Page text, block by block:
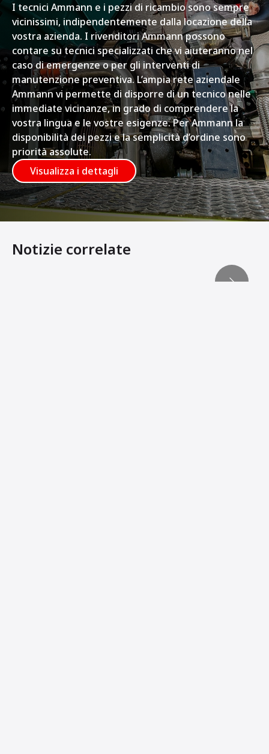
I tecnici Ammann e i pezzi di ricambio sono sempre
vicinissimi, indipendentemente dalla locazione della
vostra azienda. I rivenditori Ammann possono
contare su tecnici specializzati che vi aiuteranno nel
caso di emergenze o per gli interventi di
manutenzione preventiva. L’ampia rete aziendale
Ammann vi permette di disporre di un tecnico nelle
immediate vicinanze, in grado di comprendere la
vostra lingua e le vostre esigenze. Per Ammann la
disponibilità dei pezzi e la semplicità d’ordine sono
priorità assolute.
Visualizza i dettagli
Notizie correlate